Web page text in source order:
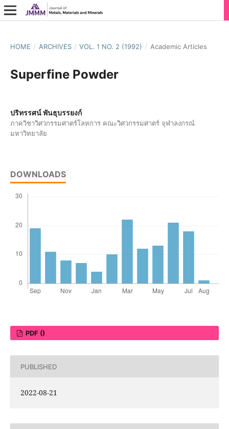
HOME / ARCHIVES / VOL. 1 NO. 2 (1992) / Academic Articles
Superfine Powder
ปริทรรศน์ พันธุบรรยงก์
ภาควิชาวิศวกรรมศาตร์โลหการ คณะวิศวกรรมศาตร์ จุฬาลงกรณ์
มหาวิทยาลัย
DOWNLOADS
PDF ()
PUBLISHED
2022-08-21